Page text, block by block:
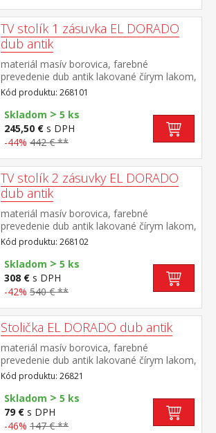
TV stolík 1 zásuvka EL DORADO
dub antik
materiál masív borovica, farebné
prevedenie dub antik lakované čírym lakom,
vlis drevenej štruktúry 1 dvierka, 1 zásuvka,
1 otvorená polica súčasť zostavy EL
DORADO
Kód produktu: 268101
Skladom > 5 ks
245,50 € s DPH
-44% 442 € **
TV stolík 2 zásuvky EL DORADO
dub antik
materiál masív borovica, farebné
prevedenie dub antik lakované čírym lakom,
vlis drevenej štruktúry 1 dvierka, 2 zásuvky,
2 otvorené police súčasť zostavy EL
DORADO
Kód produktu: 268102
Skladom > 5 ks
308 € s DPH
-42% 540 € **
Stolička EL DORADO dub antik
materiál masív borovica, farebné
prevedenie dub antik lakované čírym lakom,
vlis drevenej štruktúry súčasť zostavy EL
DORADO
Kód produktu: 26821
Skladom > 5 ks
79 € s DPH
-46% 147 € **